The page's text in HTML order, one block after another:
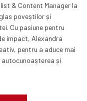
& Content Manager la
poveștilor și
Cu pasiune pentru
impact, Alexandra
pentru a aduce mai
și